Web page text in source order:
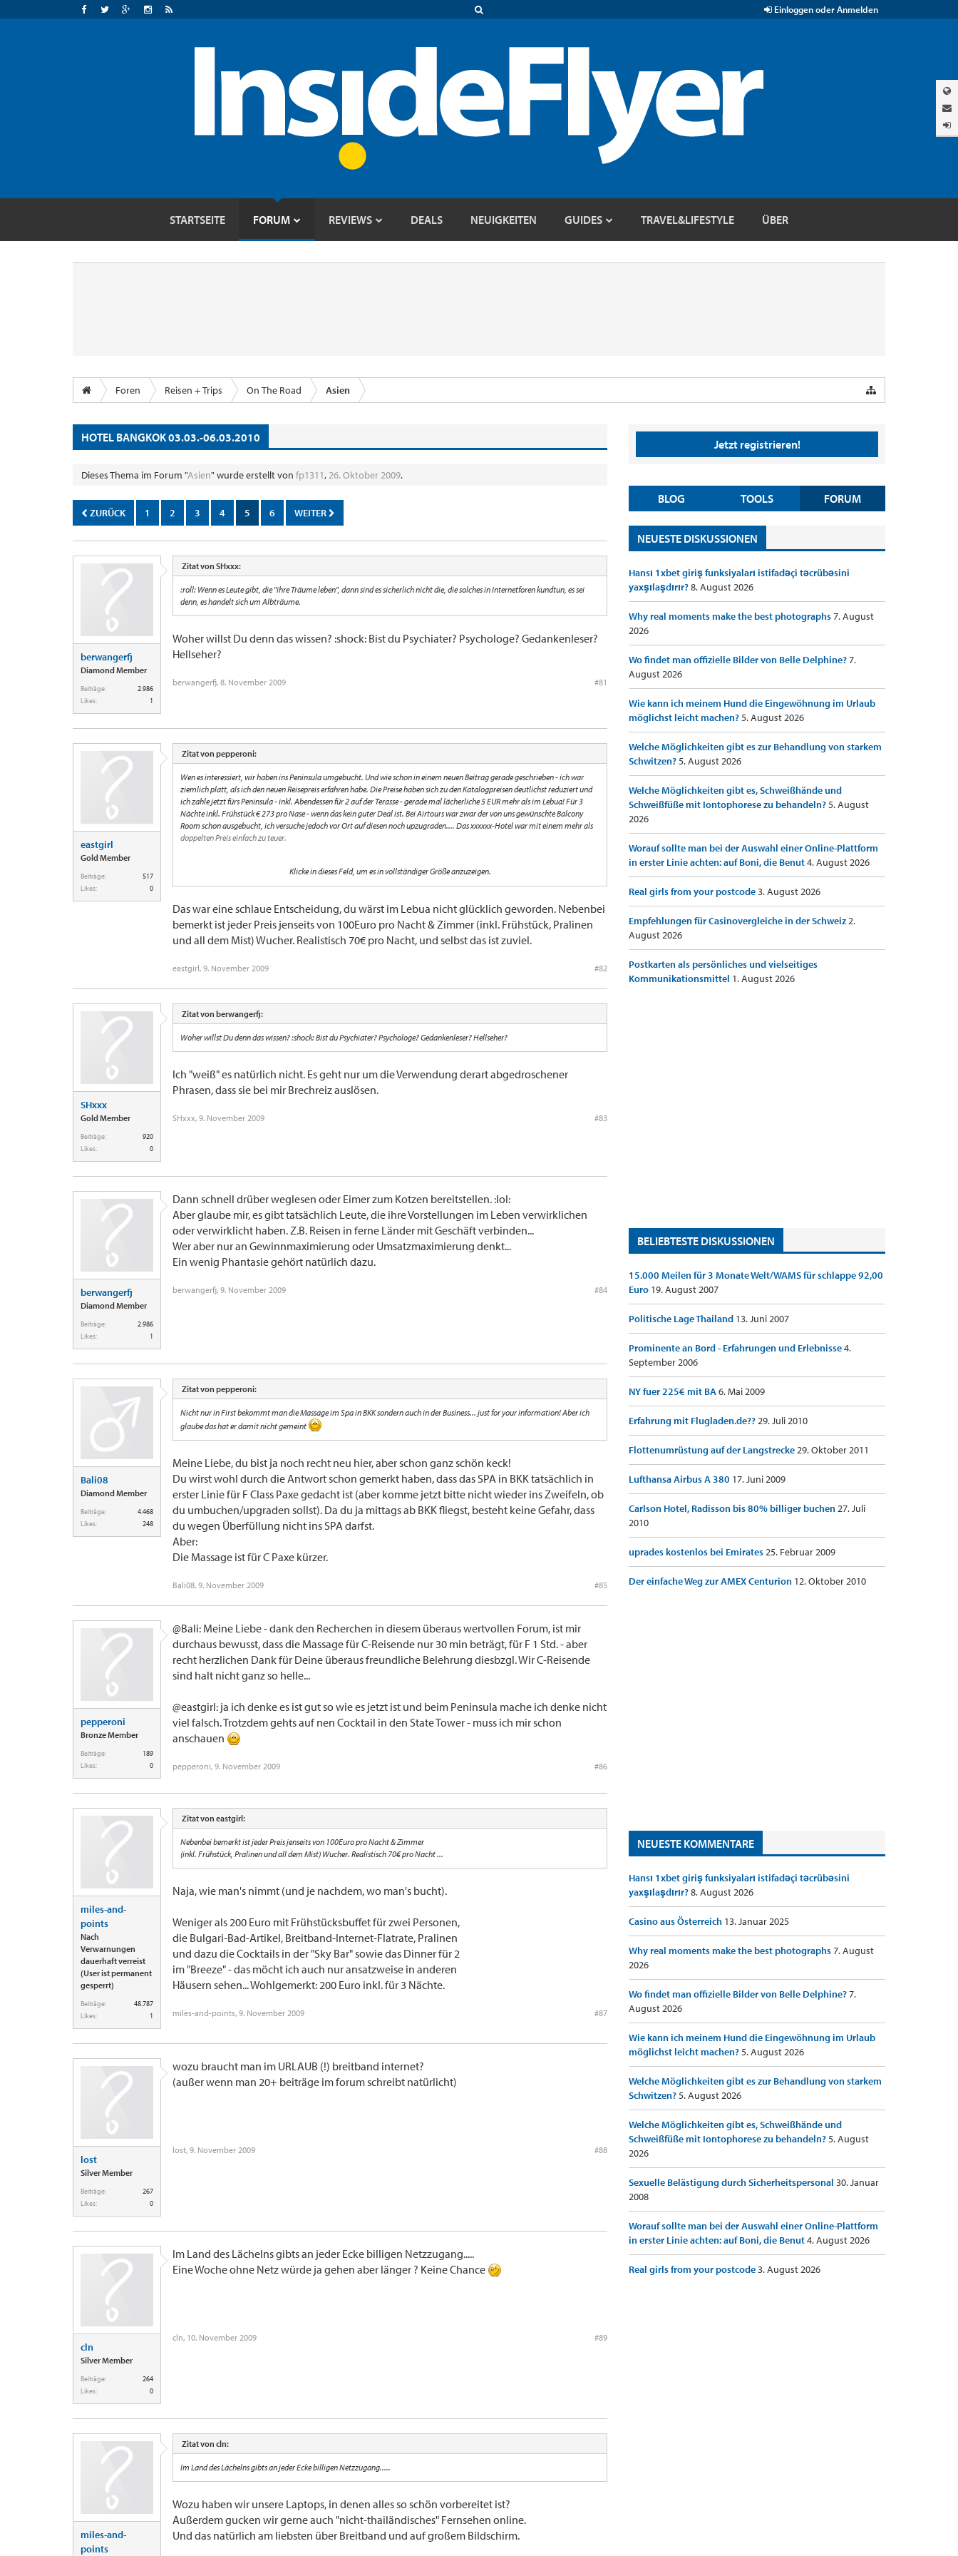
Einloggen oder Anmelden
STARTSEITE FORUM REVIEWS DEALS NEUIGKEITEN GUIDES TRAVEL&LIFESTYLE ÜBER
Foren Reisen + Trips On The Road Asien
HOTEL BANGKOK 03.03.-06.03.2010
Dieses Thema im Forum "Asien" wurde erstellt von fp1311,26. Oktober 2009.
ZURÜCK 1 2 3 4 5 6 WEITER
berwangerfj
Diamond Member
Beiträge:
2.986
Likes:
1
Zitat von SHxxx:
:roll: Wenn es Leute gibt, die "ihre Träume leben", dann sind es sicherlich nicht die, die solches in Internetforen kundtun, es sei
denn, es handelt sich um Albträume.
Woher willst Du denn das wissen? :shock: Bist du Psychiater? Psychologe? Gedankenleser?
Hellseher?
berwangerfj, 8. November 2009 #81
eastgirl
Gold Member
Beiträge:
517
Likes:
0
Zitat von pepperoni:
Wen es interessiert, wir haben ins Peninsula umgebucht. Und wie schon in einem neuen Beitrag gerade geschrieben - ich war
ziemlich platt, als ich den neuen Reisepreis erfahren habe. Die Preise haben sich zu den Katalogpreisen deutlichst reduziert und
ich zahle jetzt fürs Peninsula - inkl. Abendessen für 2 auf der Terasse - gerade mal lächerliche 5 EUR mehr als im Lebua! Für 3
Nächte inkl. Frühstück € 273 pro Nase - wenn das kein guter Deal ist. Bei Airtours war zwar der von uns gewünschte Balcony
Room schon ausgebucht, ich versuche jedoch vor Ort auf diesen noch upzugraden.... Das xxxxxx-Hotel war mit einem mehr als
doppelten Preis einfach zu teuer.
bekanntermaßen gibt es ja ein Bootsshuttle rüber und das hat auch seinen Charme. Und das Lebua sehen wir dann von unserem
Zimmer aus
Grüße, Peppi
Klicke in dieses Feld, um es in vollständiger Größe anzuzeigen.
Das war eine schlaue Entscheidung, du wärst im Lebua nicht glücklich geworden. Nebenbei
bemerkt ist jeder Preis jenseits von 100Euro pro Nacht & Zimmer (inkl. Frühstück, Pralinen
und all dem Mist) Wucher. Realistisch 70€ pro Nacht, und selbst das ist zuviel.
eastgirl, 9. November 2009 #82
SHxxx
Gold Member
Beiträge:
920
Likes:
0
Zitat von berwangerfj:
Woher willst Du denn das wissen? :shock: Bist du Psychiater? Psychologe? Gedankenleser? Hellseher?
Ich "weiß" es natürlich nicht. Es geht nur um die Verwendung derart abgedroschener
Phrasen, dass sie bei mir Brechreiz auslösen.
SHxxx, 9. November 2009 #83
berwangerfj
Diamond Member
Beiträge:
2.986
Likes:
1
Dann schnell drüber weglesen oder Eimer zum Kotzen bereitstellen. :lol:
Aber glaube mir, es gibt tatsächlich Leute, die ihre Vorstellungen im Leben verwirklichen
oder verwirklicht haben. Z.B. Reisen in ferne Länder mit Geschäft verbinden...
Wer aber nur an Gewinnmaximierung oder Umsatzmaximierung denkt...
Ein wenig Phantasie gehört natürlich dazu.
berwangerfj, 9. November 2009 #84
Bali08
Diamond Member
Beiträge:
4.468
Likes:
248
Zitat von pepperoni:
Nicht nur in First bekommt man die Massage im Spa in BKK sondern auch in der Business... just for your information! Aber ich
glaube das hat er damit nicht gemeint
Meine Liebe, du bist ja noch recht neu hier, aber schon ganz schön keck!
Du wirst wohl durch die Antwort schon gemerkt haben, dass das SPA in BKK tatsächlich in
erster Linie für F Class Paxe gedacht ist (aber komme jetzt bitte nicht wieder ins Zweifeln, ob
du umbuchen/upgraden sollst). Da du ja mittags ab BKK fliegst, besteht keine Gefahr, dass
du wegen Überfüllung nicht ins SPA darfst.
Aber:
Die Massage ist für C Paxe kürzer.
Bali08, 9. November 2009 #85
pepperoni
Bronze Member
Beiträge:
189
Likes:
0
@Bali: Meine Liebe - dank den Recherchen in diesem überaus wertvollen Forum, ist mir
durchaus bewusst, dass die Massage für C-Reisende nur 30 min beträgt, für F 1 Std. - aber
recht herzlichen Dank für Deine überaus freundliche Belehrung diesbzgl. Wir C-Reisende
sind halt nicht ganz so helle...
@eastgirl: ja ich denke es ist gut so wie es jetzt ist und beim Peninsula mache ich denke nicht
viel falsch. Trotzdem gehts auf nen Cocktail in den State Tower - muss ich mir schon
anschauen
pepperoni, 9. November 2009 #86
miles-and-
points
Nach
Verwarnungen
dauerhaft verreist
(User ist permanent
gesperrt)
Beiträge:
48.787
Likes:
1
Zitat von eastgirl:
Nebenbei bemerkt ist jeder Preis jenseits von 100Euro pro Nacht & Zimmer
(inkl. Frühstück, Pralinen und all dem Mist) Wucher. Realistisch 70€ pro Nacht ...
Naja, wie man's nimmt (und je nachdem, wo man's bucht).
Weniger als 200 Euro mit Frühstücksbuffet für zwei Personen,
die Bulgari-Bad-Artikel, Breitband-Internet-Flatrate, Pralinen
und dazu die Cocktails in der "Sky Bar" sowie das Dinner für 2
im "Breeze" - das möcht ich auch nur ansatzweise in anderen
Häusern sehen... Wohlgemerkt: 200 Euro inkl. für 3 Nächte.
miles-and-points, 9. November 2009 #87
lost
Silver Member
Beiträge:
267
Likes:
0
wozu braucht man im URLAUB (!) breitband internet?
(außer wenn man 20+ beiträge im forum schreibt natürlicht)
lost, 9. November 2009 #88
cln
Silver Member
Beiträge:
264
Likes:
0
Im Land des Lächelns gibts an jeder Ecke billigen Netzzugang.....
Eine Woche ohne Netz würde ja gehen aber länger ? Keine Chance
cln, 10. November 2009 #89
miles-and-
points
Zitat von cln:
Im Land des Lächelns gibts an jeder Ecke billigen Netzzugang.....
Wozu haben wir unsere Laptops, in denen alles so schön vorbereitet ist?
Außerdem gucken wir gerne auch "nicht-thailändisches" Fernsehen online.
Und das natürlich am liebsten über Breitband und auf großem Bildschirm.
Jetzt registrieren!
BLOG TOOLS FORUM
NEUESTE DISKUSSIONEN
Hansı 1xbet giriş funksiyaları istifadəçi təcrübəsini
yaxşılaşdırır?8. August 2026
Why real moments make the best photographs7. August
2026
Wo findet man offizielle Bilder von Belle Delphine?7.
August 2026
Wie kann ich meinem Hund die Eingewöhnung im Urlaub
möglichst leicht machen?5. August 2026
Welche Möglichkeiten gibt es zur Behandlung von starkem
Schwitzen?5. August 2026
Welche Möglichkeiten gibt es, Schweißhände und
Schweißfüße mit Iontophorese zu behandeln?5. August
2026
Worauf sollte man bei der Auswahl einer Online-Plattform
in erster Linie achten: auf Boni, die Benut4. August 2026
Real girls from your postcode3. August 2026
Empfehlungen für Casinovergleiche in der Schweiz2.
August 2026
Postkarten als persönliches und vielseitiges
Kommunikationsmittel 1. August 2026
BELIEBTESTE DISKUSSIONEN
15.000 Meilen für 3 Monate Welt/WAMS für schlappe 92,00
Euro 19. August 2007
Politische Lage Thailand 13. Juni 2007
Prominente an Bord - Erfahrungen und Erlebnisse4.
September 2006
NY fuer 225€ mit BA6. Mai 2009
Erfahrung mit Flugladen.de??29. Juli 2010
Flottenumrüstung auf der Langstrecke29. Oktober 2011
Lufthansa Airbus A 380 17. Juni 2009
Carlson Hotel, Radisson bis 80% billiger buchen27. Juli
2010
uprades kostenlos bei Emirates25. Februar 2009
Der einfache Weg zur AMEX Centurion 12. Oktober 2010
NEUESTE KOMMENTARE
Hansı 1xbet giriş funksiyaları istifadəçi təcrübəsini
yaxşılaşdırır?8. August 2026
Casino aus Österreich 13. Januar 2025
Why real moments make the best photographs7. August
2026
Wo findet man offizielle Bilder von Belle Delphine?7.
August 2026
Wie kann ich meinem Hund die Eingewöhnung im Urlaub
möglichst leicht machen?5. August 2026
Welche Möglichkeiten gibt es zur Behandlung von starkem
Schwitzen?5. August 2026
Welche Möglichkeiten gibt es, Schweißhände und
Schweißfüße mit Iontophorese zu behandeln?5. August
2026
Sexuelle Belästigung durch Sicherheitspersonal 30. Januar
2008
Worauf sollte man bei der Auswahl einer Online-Plattform
in erster Linie achten: auf Boni, die Benut4. August 2026
Real girls from your postcode3. August 2026